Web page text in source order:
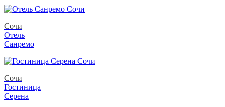
Сочи
Отель
Санремо
Сочи
Гостиница
Серена